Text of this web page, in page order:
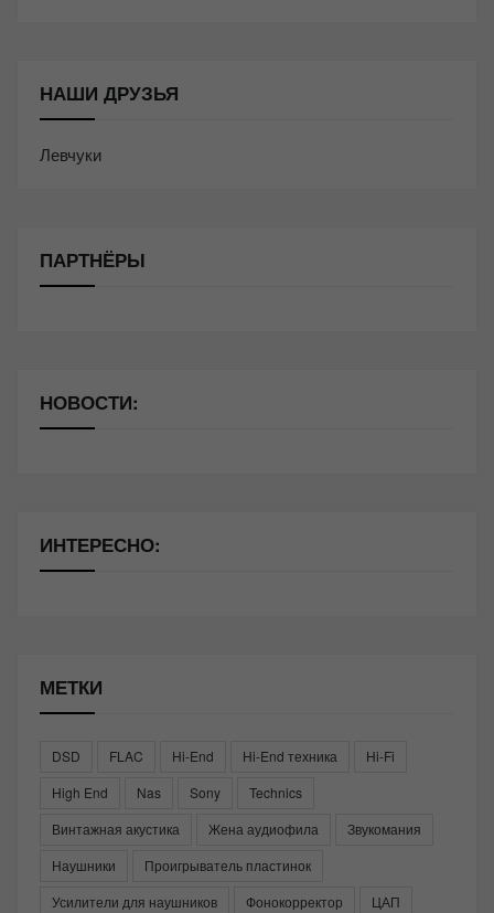
НАШИ ДРУЗЬЯ
Левчуки
ПАРТНЁРЫ
НОВОСТИ:
ИНТЕРЕСНО:
МЕТКИ
DSD FLAC Hi-End Hi-End техника
Hi-Fi
High End
Nas Sony
Technics
Винтажная акустика
Жена аудиофила
Звукомания
Наушники
Проигрыватель пластинок
Усилители для наушников
Фонокорректор
ЦАП